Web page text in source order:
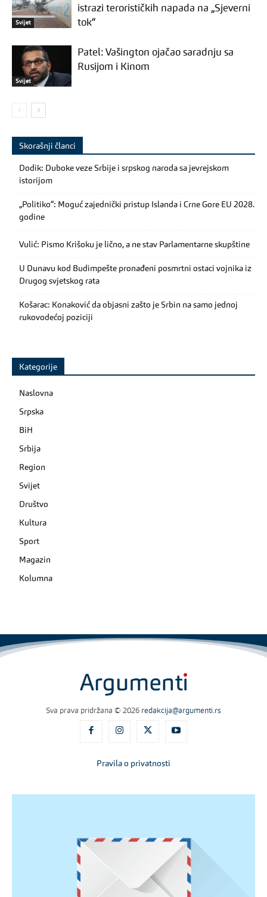
Svijet
istrazi terorističkih napada na „Sjeverni
tok“
Svijet
Patel: Vašington ojačao saradnju sa
Rusijom i Kinom
Skorašnji članci
Dodik: Duboke veze Srbije i srpskog naroda sa jevrejskom
istorijom
„Politiko“: Moguć zajednički pristup Islanda i Crne Gore EU 2028.
godine
Vulić: Pismo Krišoku je lično, a ne stav Parlamentarne skupštine
U Dunavu kod Budimpešte pronađeni posmrtni ostaci vojnika iz
Drugog svjetskog rata
Košarac: Konaković da objasni zašto je Srbin na samo jednoj
rukovodećoj poziciji
Kategorije
Naslovna
Srpska
BiH
Srbija
Region
Svijet
Društvo
Kultura
Sport
Magazin
Kolumna
Sva prava pridržana © 2026 redakcija@argumenti.rs
Pravila o privatnosti